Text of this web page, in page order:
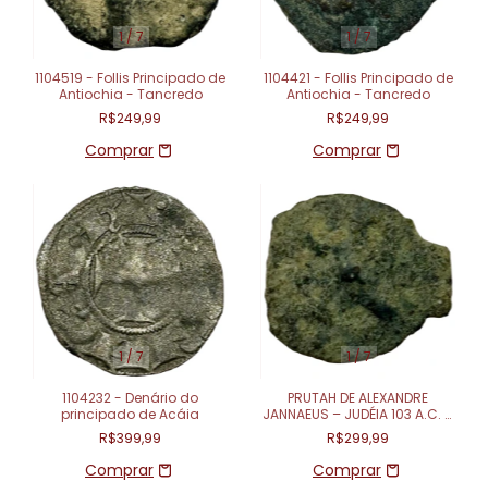
1/7
1104519 - Follis Principado de
Antiochia - Tancredo
R$249,99
1/7
1104421 - Follis Principado de
Antiochia - Tancredo
R$249,99
1/7
1104232 - Denário do
principado de Acáia
R$399,99
1/7
PRUTAH DE ALEXANDRE
JANNAEUS – JUDÉIA 103 A.C. –
76 A.C.
R$299,99